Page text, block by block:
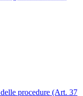
procedure (Art. 37